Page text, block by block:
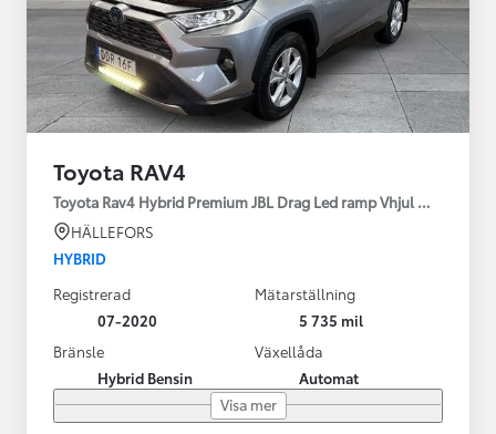
Toyota RAV4
Toyota Rav4 Hybrid Premium JBL Drag Led ramp Vhjul motorv
HÄLLEFORS
HYBRID
Registrerad
07-2020
Mätarställning
5 735 mil
Bränsle
Hybrid Bensin
Växellåda
Automat
Visa mer